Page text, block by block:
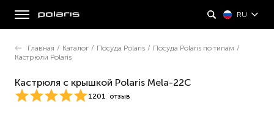
RU
Главная / Каталог / Посуда Polaris / Посуда Polaris по типам /
Кастрюли Polaris
Кастрюля с крышкой Polaris Mela-22C
1201 отзыв